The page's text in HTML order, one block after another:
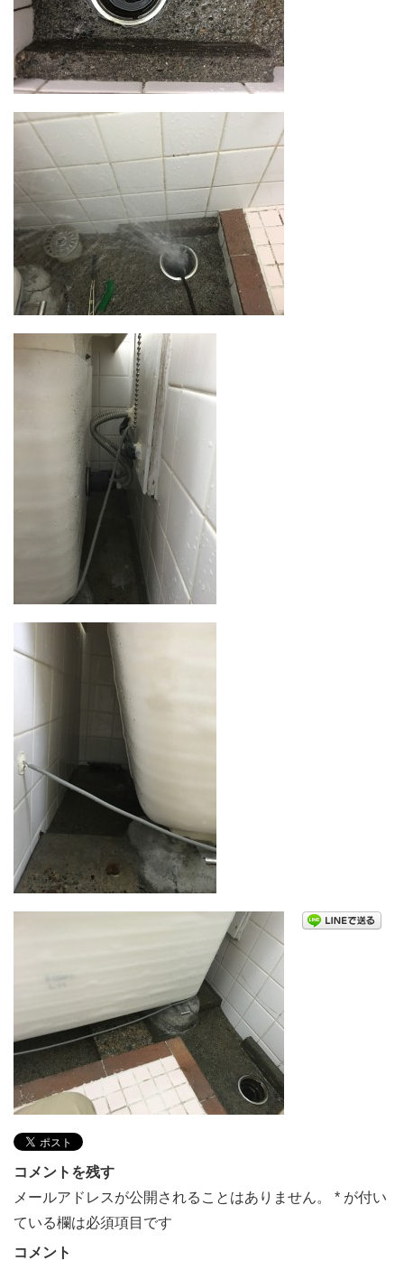
コメントを残す
メールアドレスが公開されることはありません。
* が付い
ている欄は必須項目です
コメント